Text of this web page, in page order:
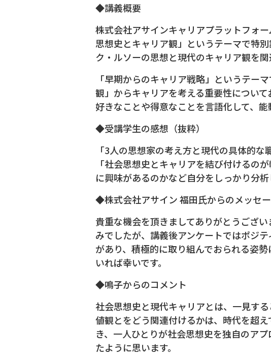
◆講義概要
株式会社アサインキャリアプラットフォ
思想史とキャリア観」というテーマで特
ク・ルソーの思想と現代のキャリア観を関
「早期からのキャリア戦略」というテー
観」からキャリアを考える重要性につい
好きなことや得意なことを言語化して、
◆受講学生の感想（抜粋）
「3人の思想家の考え方と現代の具体的
「社会思想史とキャリアを結び付けるの
に興味があるのかなど自分をしっかり分
◆株式会社アサイン 福田氏からのメッセ
貴重な機会を頂きましてありがとうござ
みでしたが、講義後アンケートではポジ
があり、積極的に取り組んでおられる姿
いれば幸いです。
◆鳴子からのコメント
社会思想史と現代キャリアとは、一見す
値観とをどう関連付けるかは、時代を超
き、一人ひとりが社会思想史を独自のア
たように思います。